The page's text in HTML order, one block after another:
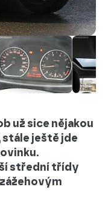
už sice nějakou
ještě jde
střední třídy